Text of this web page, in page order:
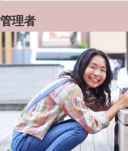
管理者